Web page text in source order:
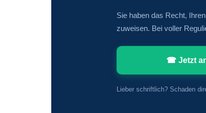
Sie haben das Recht,
zuweisen. Bei voller
☎ Jetzt
Lieber schriftlich? Schaden